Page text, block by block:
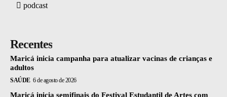
podcast
Recentes
Maricá inicia campanha para atualizar vacinas de crianças e
adultos
SAÚDE 6 de agosto de 2026
Maricá inicia semifinais do Festival Estudantil de Artes com